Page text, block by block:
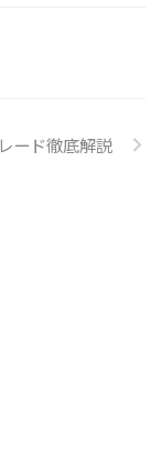
ード徹底解説